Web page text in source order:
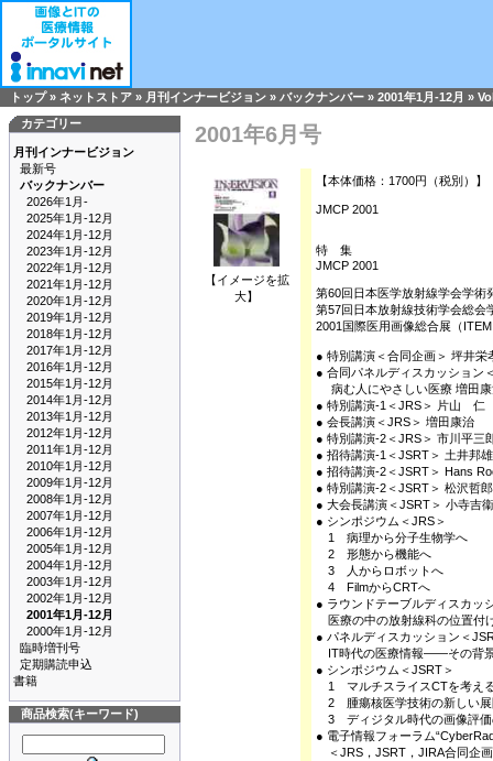
トップ» ネットストア » 月刊インナービジョン » バックナンバー » 2001年1月-12月 »
カテゴリー
月刊インナービジョン
最新号
バックナンバー
2026年1月-
2025年1月-12月
2024年1月-12月
2023年1月-12月
2022年1月-12月
2021年1月-12月
2020年1月-12月
2019年1月-12月
2018年1月-12月
2017年1月-12月
2016年1月-12月
2015年1月-12月
2014年1月-12月
2013年1月-12月
2012年1月-12月
2011年1月-12月
2010年1月-12月
2009年1月-12月
2008年1月-12月
2007年1月-12月
2006年1月-12月
2005年1月-12月
2004年1月-12月
2003年1月-12月
2002年1月-12月
2001年1月-12月
2000年1月-12月
臨時増刊号
定期購読申込
書籍
商品検索(キーワード)
2001年6月号
【イメージを拡
大】
【本体価格：1700円（税別）】
JMCP 2001
特 集
JMCP 2001
第60回日本医学放射線学会学術
第57回日本放射線技術学会総会
2001国際医用画像総合展（
● 特別講演＜合同企画＞ 坪井栄
● 合同パネルディスカッション
病む人にやさしい医療 増田
● 特別講演-1＜JRS＞ 片山 仁
● 会長講演＜JRS＞ 増田康治
● 特別講演-2＜JRS＞ 市川平三
● 招待講演-1＜JSRT＞ 土井邦雄
● 招待講演-2＜JSRT＞ Hans
● 特別講演-2＜JSRT＞ 松沢哲郎
● 大会長講演＜JSRT＞ 小寺吉衞
● シンポジウム＜JRS＞
1 病理から分子生物学へ
2 形態から機能へ
3 人からロボットへ
4 FilmからCRTへ
● ラウンドテーブルディスカッ
医療の中の放射線科の位置付
● パネルディスカッション＜
IT時代の医療情報――その背
● シンポジウム＜JSRT＞
1 マルチスライスCTを考え
2 腫瘍核医学技術の新しい展
3 ディジタル時代の画像評価
● 電子情報フォーラム
＜JRS，JSRT，JIRA合同企